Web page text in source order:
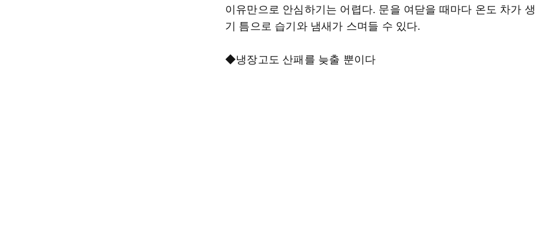
이유만으로 안심하기는 어렵다. 문을 여닫을 때마다 온도 차가
기 틈으로 습기와 냄새가 스며들 수 있다.
◆냉장고도 산패를 늦출 뿐이다